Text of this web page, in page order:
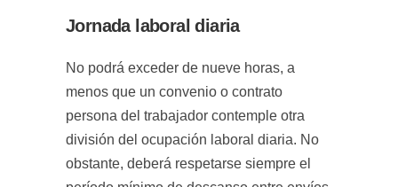
Jornada laboral diaria
No podrá exceder de nueve horas, a
menos que un convenio o contrato
persona del trabajador contemple otra
división del ocupación laboral diaria. No
obstante, deberá respetarse siempre el